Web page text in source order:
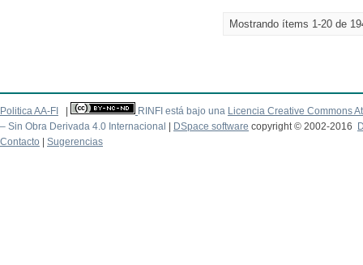
Mostrando ítems 1-20 de
Politica AA-FI RINFI está bajo una Licencia Creative Commons
– Sin Obra Derivada 4.0 Internacional
DSpace software copyright © 2002-2016
Contacto
Sugerencias